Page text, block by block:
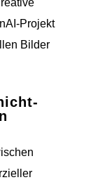
Projekt
Bilder